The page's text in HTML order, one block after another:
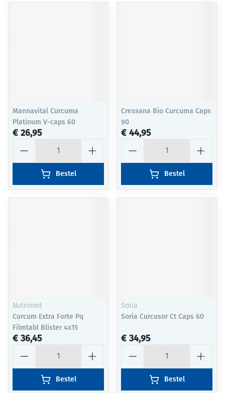
Mannavital Curcuma
Platinum V-caps 60
€ 26,95
Bestel
Cressana Bio Curcuma Caps
90
€ 44,95
Bestel
Nutrimed
Curcum Extra Forte Pq
Filmtabl Blister 4x15
€ 36,45
Bestel
Soria
Soria Curcusor Ct Caps 60
€ 34,95
Bestel